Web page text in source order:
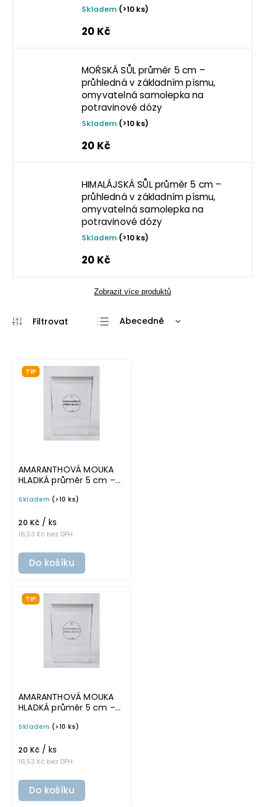
Skladem (>10 ks)
20 Kč
MOŘSKÁ SŮL průměr 5 cm –
průhledná v základním písmu,
omyvatelná samolepka na
potravinové dózy
Skladem (>10 ks)
20 Kč
HIMALÁJSKÁ SŮL průměr 5 cm –
průhledná v základním písmu,
omyvatelná samolepka na
potravinové dózy
Skladem (>10 ks)
20 Kč
Zobrazit více produktů
Abecedně
TIP
AMARANTHOVÁ MOUKA
HLADKÁ průměr 5 cm –
písmu, omyvatelná
potravinové dózy
Skladem (>10 ks)
16,53 Kč bez DPH
20 Kč / ks
Do košíku
TIP
AMARANTHOVÁ MOUKA
HLADKÁ průměr 5 cm –
písmu, omyvatelná
potravinové dózy
Skladem (>10 ks)
16,53 Kč bez DPH
20 Kč / ks
Do košíku